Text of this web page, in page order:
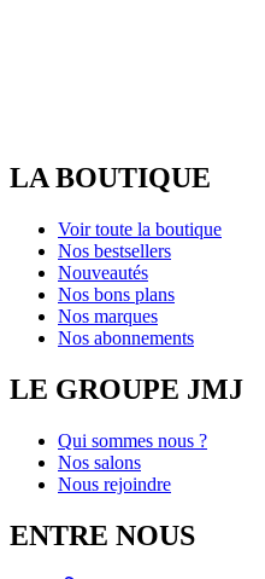
LA BOUTIQUE
Voir toute la boutique
Nos bestsellers
Nouveautés
Nos bons plans
Nos marques
Nos abonnements
LE GROUPE JMJ
Qui sommes nous ?
Nos salons
Nous rejoindre
ENTRE NOUS